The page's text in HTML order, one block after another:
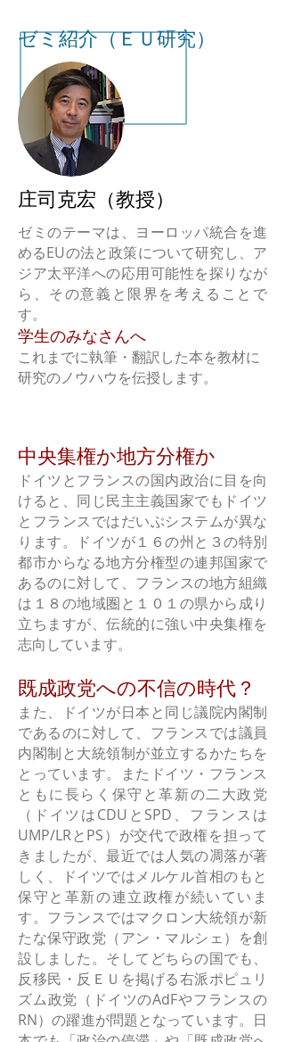
ゼミ紹介（ＥＵ研究）
ゼミのテーマは、ヨーロッパ統合を進
めるEUの法と政策について研究し、ア
ジア太平洋への応用可能性を探りなが
ら、その意義と限界を考えることで
す。
庄司克宏（教授）
学生のみなさんへ
これまでに執筆・翻訳した本を教材に
研究のノウハウを伝授します。
​中央集権か地方分権か
ドイツとフランスの国内政治に目を向
けると、同じ民主主義国家でもドイツ
とフランスではだいぶシステムが異な
ります。ドイツが１６の州と３の特別
都市からなる地方分権型の連邦国家で
あるのに対して、フランスの地方組織
は１８の地域圏と１０１の県から成り
立ちますが、伝統的に強い中央集権を
志向しています。
既成政党への不信の時代？
また、ドイツが日本と同じ議院内閣制
であるのに対して、フランスでは議員
内閣制と大統領制が並立するかたちを
とっています。またドイツ・フランス
ともに長らく保守と革新の二大政党
（ドイツはCDUとSPD、フランスは
UMP/LRとPS）が交代で政権を担って
きましたが、最近では人気の凋落が著
しく、ドイツではメルケル首相のもと
保守と革新の連立政権が続いていま
す。フランスではマクロン大統領が新
たな保守政党（アン・マルシェ）を創
設しました。そしてどちらの国でも、
反移民・反ＥＵを掲げる右派ポピュリ
ズム政党（ドイツのAdFやフランスの
RN）の躍進が問題となっています。日